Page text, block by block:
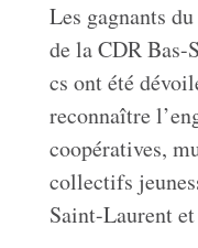
Les gagnants
de la CDR
cs ont été
reconnaître
coopératives,
collectifs
Saint-Laurent